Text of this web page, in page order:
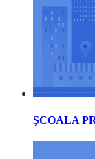
ŞCOALA